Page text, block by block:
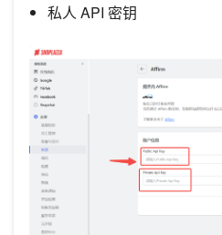
私人 API 密钥